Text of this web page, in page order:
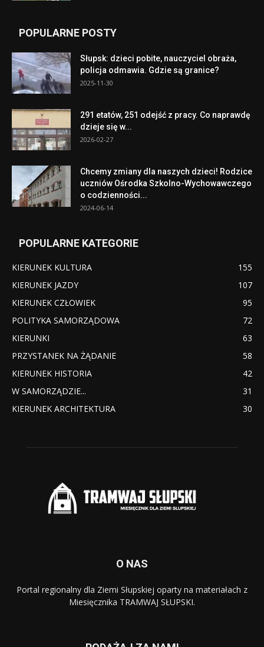
POPULARNE POSTY
Słupsk: dzieci pobite, nauczyciel obraża,
policja odmawia. Gdzie są granice?
2025-11-30
291 etatów, 251 odejść z pracy. Co naprawdę
dzieje się w...
2026-02-27
Chcemy zmiany dla naszych dzieci! Rodzice
uczniów Ośrodka Szkolno-Wychowawczego
o codzienności...
2024-06-14
POPULARNE KATEGORIE
KIERUNEK KULTURA
155
KIERUNEK JAZDY
107
KIERUNEK CZŁOWIEK
95
POLITYKA SAMORZĄDOWA
72
KIERUNKI
63
PRZYSTANEK NA ŻĄDANIE
58
KIERUNEK HISTORIA
42
W SAMORZĄDZIE...
31
KIERUNEK ARCHITEKTURA
30
O NAS
Portal regionalny dla Ziemi Słupskiej oparty na materiałach z
Miesięcznika TRAMWAJ SŁUPSKI.